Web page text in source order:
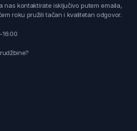
nas kontaktirate isključivo putem emaila,
roku pružili tačan i kvalitetan odgovor.